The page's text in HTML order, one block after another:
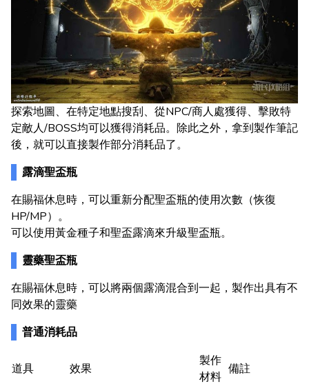
探索地圖、在特定地點搜刮、從NPC/商人處獲得、擊敗特
定敵人/BOSS均可以獲得消耗品。除此之外，拿到製作筆記
後，就可以直接製作部分消耗品了。
露滴聖盃瓶
在賜福休息時，可以重新分配聖盃瓶的使用次數（恢復
HP/MP）。
可以使用黃金種子和聖盃露滴來升級聖盃瓶。
靈藥聖盃瓶
在賜福休息時，可以將兩個露滴混合到一起，製作出具有不
同效果的靈藥
普通消耗品
道具 效果
製作
材料
備註